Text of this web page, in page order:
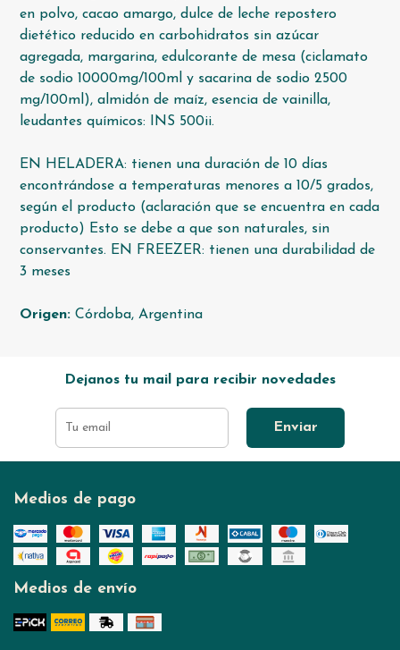
en polvo, cacao amargo, dulce de leche repostero
dietético reducido en carbohidratos sin azúcar
agregada, margarina, edulcorante de mesa (ciclamato
de sodio 10000mg/100ml y sacarina de sodio 2500
mg/100ml), almidón de maíz, esencia de vainilla,
leudantes químicos: INS 500ii.
EN HELADERA: tienen una duración de 10 días
encontrándose a temperaturas menores a 10/5 grados,
según el producto (aclaración que se encuentra en cada
producto) Esto se debe a que son naturales, sin
conservantes. EN FREEZER: tienen una durabilidad de
3 meses
Origen: Córdoba, Argentina
Dejanos tu mail para recibir novedades
Enviar
Medios de pago
Medios de envío